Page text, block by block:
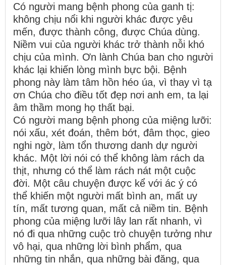
Có người mang bệnh phong của ganh tị:
không chịu nổi khi người khác được yêu
mến, được thành công, được Chúa dùng.
Niềm vui của người khác trở thành nỗi khó
chịu của mình. Ơn lành Chúa ban cho người
khác lại khiến lòng mình bực bội. Bệnh
phong này làm tâm hồn héo úa, vì thay vì tạ
ơn Chúa cho điều tốt đẹp nơi anh em, ta lại
âm thầm mong họ thất bại.
Có người mang bệnh phong của miệng lưỡi:
nói xấu, xét đoán, thêm bớt, đâm thọc, gieo
nghi ngờ, làm tổn thương danh dự người
khác. Một lời nói có thể không làm rách da
thịt, nhưng có thể làm rách nát một cuộc
đời. Một câu chuyện được kể với ác ý có
thể khiến một người mất bình an, mất uy
tín, mất tương quan, mất cả niềm tin. Bệnh
phong của miệng lưỡi lây lan rất nhanh, vì
nó đi qua những cuộc trò chuyện tưởng như
vô hại, qua những lời bình phẩm, qua
những tin nhắn, qua những bài đăng, qua